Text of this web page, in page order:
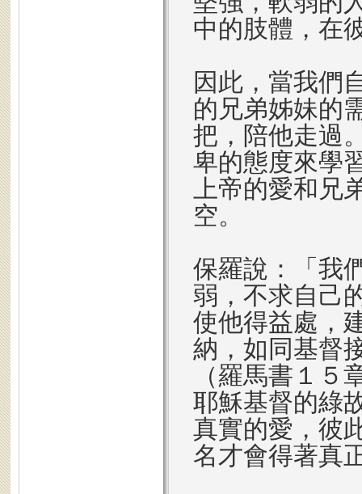
中的肢體，在
因此，當我們
的兄弟姊妹的
把，陪他走過
卑的態度來學
上帝的愛和兄
空。
保羅說：「我
弱，不求自己
使他得益處，
納，如同基督
（羅馬書１５
耶穌基督的綠
真實的愛，彼
名才會得著真